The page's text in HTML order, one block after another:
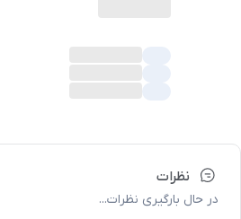
نظرات
در حال بارگیری نظرات...